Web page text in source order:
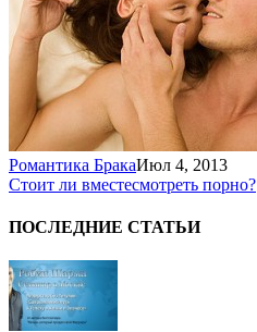
Романтика БракаИюл 4, 2013
Стоит ли вместесмотреть порно?
ПОСЛЕДНИЕ СТАТЬИ